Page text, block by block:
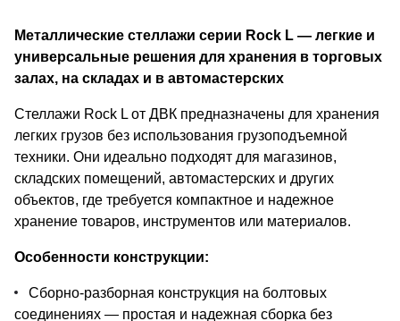
Металлические стеллажи серии Rock L — легкие и
универсальные решения для хранения в торговых
залах, на складах и в автомастерских
Стеллажи Rock L от ДВК предназначены для хранения
легких грузов без использования грузоподъемной
техники. Они идеально подходят для магазинов,
складских помещений, автомастерских и других
объектов, где требуется компактное и надежное
хранение товаров, инструментов или материалов.
Особенности конструкции:
Сборно-разборная конструкция на болтовых
соединениях — простая и надежная сборка без